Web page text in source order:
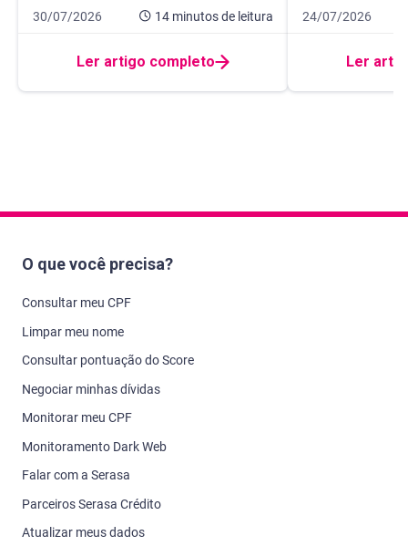
Data de publicação 30 de julho de 2026
30/07/2026 14 minutosde leitura
14 minutos de leitura
Ler artigo completo
Data de
24/07/2026
9 minutos de
Ler
O que você precisa?
Consultar meu CPF
Limpar meu nome
Consultar pontuação do Score
Negociar minhas dívidas
Monitorar meu CPF
Monitoramento Dark Web
Falar com a Serasa
Parceiros Serasa Crédito
Atualizar meus dados